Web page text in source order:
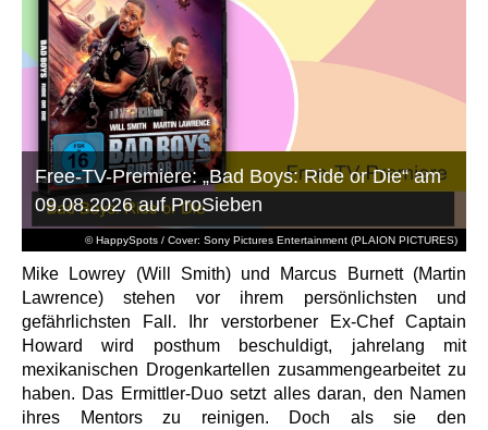
© HappySpots / Cover: Sony Pictures Entertainment (PLAION PICTURES)
Free-TV-Premiere: „Bad Boys: Ride or Die“ am
09.08.2026 auf ProSieben
Mike Lowrey (Will Smith) und Marcus Burnett (Martin
Lawrence) stehen vor ihrem persönlichsten und
gefährlichsten Fall. Ihr verstorbener Ex-Chef Captain
Howard wird posthum beschuldigt, jahrelang mit
mexikanischen Drogenkartellen zusammengearbeitet zu
haben. Das Ermittler-Duo setzt alles daran, den Namen
ihres Mentors zu reinigen. Doch als sie den